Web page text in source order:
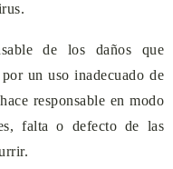
de los daños que
un uso inadecuado de
responsable en modo
falta o defecto de las